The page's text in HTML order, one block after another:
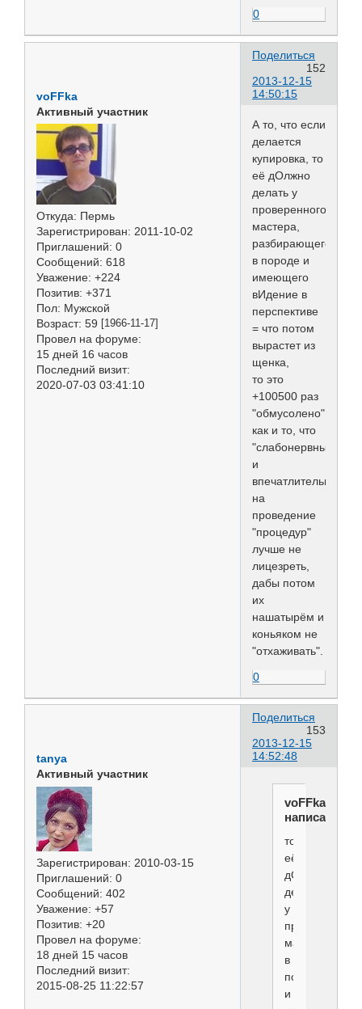
0
Поделиться
152
2013-12-15
14:50:15
voFFka
Активный участник
Откуда: Пермь
Зарегистрирован: 2011-10-02
Приглашений: 0
Сообщений: 618
Уважение: +224
Позитив: +371
Пол: Мужской
Возраст: 59 [1966-11-17]
Провел на форуме:
15 дней 16 часов
Последний визит:
2020-07-03 03:41:10
А то, что если
делается
купировка, то
её дОлжно
делать у
проверенного
мастера,
разбирающегося
в породе и
имеющего
вИдение в
перспективе
= что потом
вырастет из
щенка,
то это
+100500 раз
"обмусолено",
как и то, что
"слабонервным"
и
впечатлительным,
на
проведение
"процедур"
лучше не
лицезреть,
дабы потом
их
нашатырём и
коньяком не
"отхаживать".
0
Поделиться
153
2013-12-15
14:52:48
tanya
Активный участник
Зарегистрирован: 2010-03-15
Приглашений: 0
Сообщений: 402
Уважение: +57
Позитив: +20
Провел на форуме:
18 дней 15 часов
Последний визит:
2015-08-25 11:22:57
voFFka
написал(а):
то
её
дОлжно
делать
у
проверенного
в
породе
и